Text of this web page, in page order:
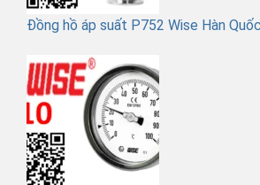
Đồng hồ áp suất P752 Wise Hàn Quốc